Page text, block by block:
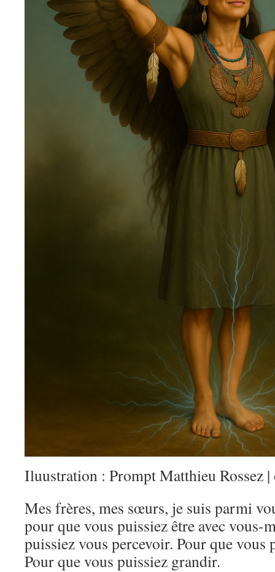
Iluustration : Prompt Matthieu Rossez
Mes frères, mes sœurs, je suis parmi
pour que vous puissiez être avec vous-
puissiez vous percevoir. Pour que
Pour que vous puissiez grandir.